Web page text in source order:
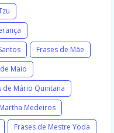
Frases de Mãe
Maio
de Mário Quintana
Medeiros
Frases de Mestre Yoda